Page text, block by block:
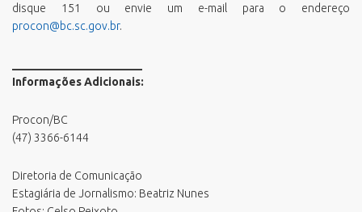
disque 151 ou envie um e-mail para o endereço
procon@bc.sc.gov.br.
Informações Adicionais:
Procon/BC
(47) 3366-6144
Diretoria de Comunicação
Estagiária de Jornalismo: Beatriz Nunes